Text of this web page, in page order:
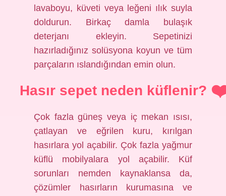
lavaboyu, küveti veya leğeni ılık suyla
doldurun. Birkaç damla bulaşık
deterjanı ekleyin. Sepetinizi
hazırladığınız solüsyona koyun ve tüm
parçaların ıslandığından emin olun.
Hasır sepet neden küflenir?
Çok fazla güneş veya iç mekan ısısı,
çatlayan ve eğrilen kuru, kırılgan
hasırlara yol açabilir. Çok fazla yağmur
küflü mobilyalara yol açabilir. Küf
sorunları nemden kaynaklansa da,
çözümler hasırların kurumasına ve